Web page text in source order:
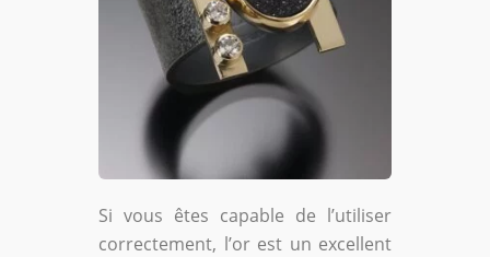
Si vous êtes capable de l’utiliser
correctement, l’or est un excellent